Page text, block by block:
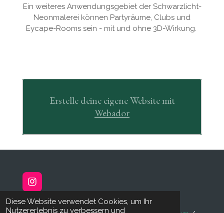
Diese Website verwendet Cookies, um Ihr
Nutzererlebnis zu verbessern und
Ein weiteres Anwendungsgebiet der Schwarzlicht-
Neonmalerei können Partyräume, Clubs und
Eycape-Rooms sein - mit und ohne 3D-Wirkung.
Erstelle deine eigene Website mit
Webador
I
s
WandundKunst! Michaela Spatz / Grafik- und